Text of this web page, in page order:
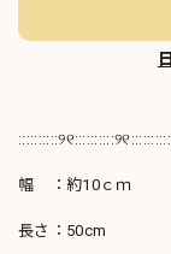
幅 ：約10ｃｍ
長さ：50cm